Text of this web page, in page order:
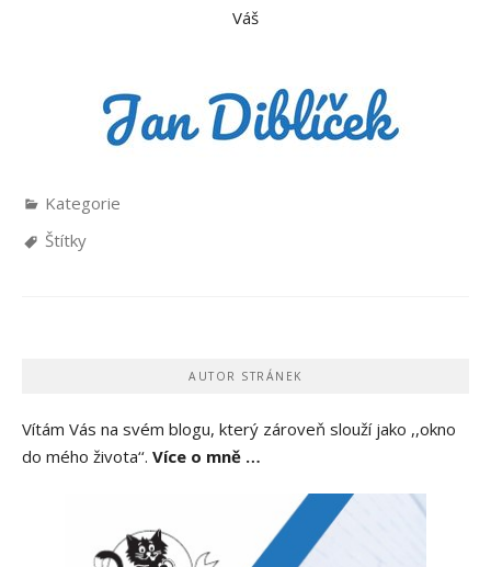
Váš
Kategorie
Štítky
AUTOR STRÁNEK
Vítám Vás na svém blogu, který zároveň slouží jako ,,okno
do mého života‘‘. Více o mně …